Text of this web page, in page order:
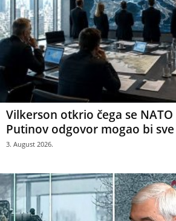
Vilkerson otkrio čega se
Putinov odgovor mogao bi
3. August 2026.